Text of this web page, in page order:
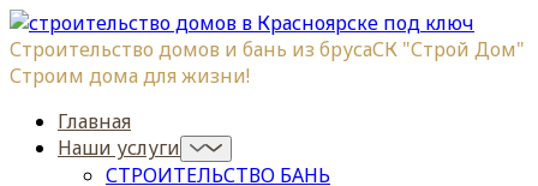
Строительство домов и бань из брусаСК "Строй Дом"
Строим дома для жизни!
Главная
Наши услуги
СТРОИТЕЛЬСТВО БАНЬ